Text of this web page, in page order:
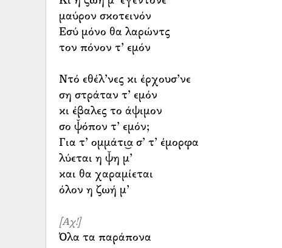
μαύρον σκοτεινόν
Εσύ μόνο θα λαρώντς
τον πόνον τ’ εμόν
Ντό εθέλ’νες κι έρχουσ’νε
ση στράταν τ’ εμόν
κι έβαλες το άψιμον
σο ψ̌όπον τ’ εμόν;
Για τ’ ομμάτι͜α σ’ τ’ έμορφα
λύεται η ψ̌η μ’
και θα χαραμίεται
όλον η ζωή μ’
[Αχ!]
Όλα τα παράπονα